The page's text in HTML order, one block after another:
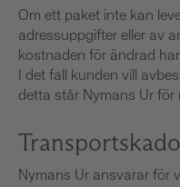
Om ett paket inte kan
adressuppgifter eller av
kostnaden för ändrad
I det fall kunden vill
detta står Nymans Ur för
Nymans Ur ansvarar för